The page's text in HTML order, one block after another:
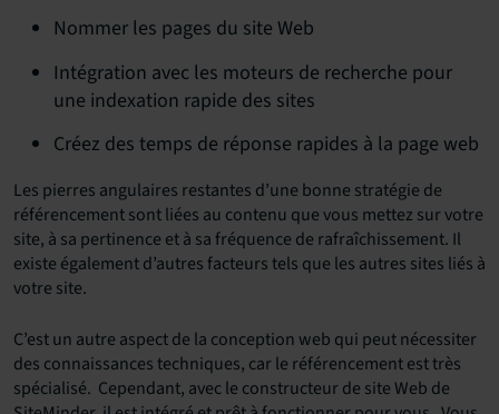
Nommer les pages du site Web
Intégration avec les moteurs de recherche pour
une indexation rapide des sites
Créez des temps de réponse rapides à la page web
Les pierres angulaires restantes d’une bonne stratégie de
référencement sont liées au contenu que vous mettez sur votre
site, à sa pertinence et à sa fréquence de rafraîchissement. Il
existe également d’autres facteurs tels que les autres sites liés à
votre site.
C’est un autre aspect de la conception web qui peut nécessiter
des connaissances techniques, car le référencement est très
spécialisé. Cependant, avec le constructeur de site Web de